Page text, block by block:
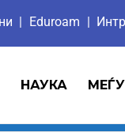
| Eduroam |
НАУКА